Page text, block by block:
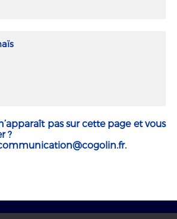
pas sur cette page et vous
?
.